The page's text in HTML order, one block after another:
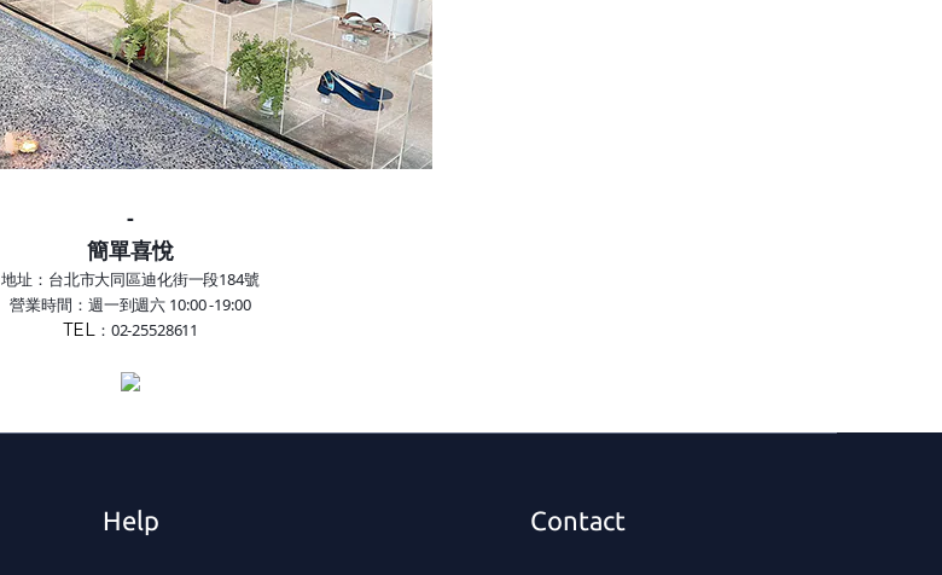
-
簡單喜悅
地址：台北市大同區迪化街一段184號
營業時間：週一到週六 10:00 -19:00
TEL：02-25528611
Help Contact